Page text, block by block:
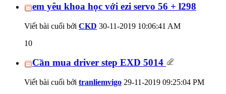
em yêu khoa học với ezi servo 56 + l298
Viết bài cuối bởi CKD 30-11-2019 10:06:41 AM
10
Cần mua driver step EXD 5014
Viết bài cuối bởi tranliemvigo 29-11-2019 09:25:04 PM